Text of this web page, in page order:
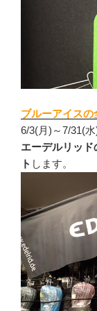
ブルーアイスの
6/3(月)～7/31(水)
エーデルリッ
ト します。